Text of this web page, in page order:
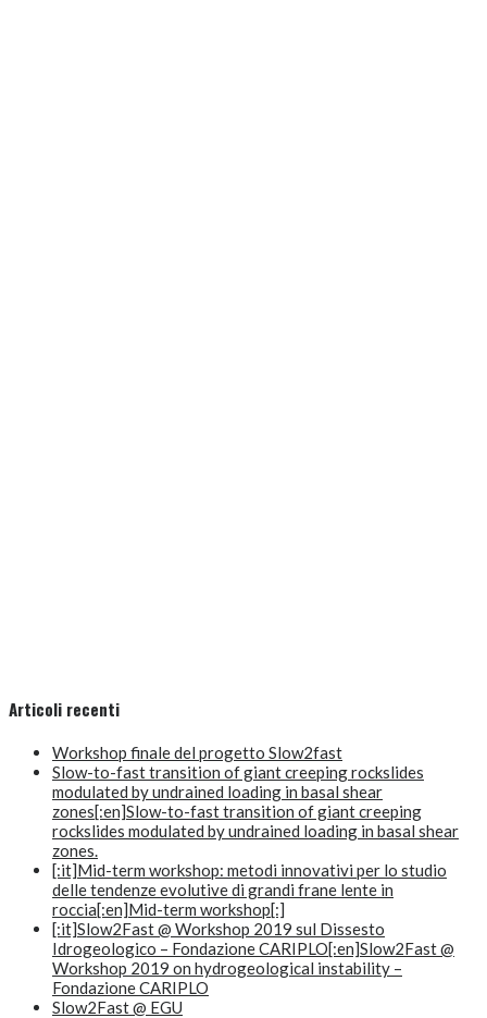
Articoli recenti
Workshop finale del progetto Slow2fast
Slow-to-fast transition of giant creeping rockslides
modulated by undrained loading in basal shear
zones[:en]Slow-to-fast transition of giant creeping
rockslides modulated by undrained loading in basal shear
zones.
[:it]Mid-term workshop: metodi innovativi per lo studio
delle tendenze evolutive di grandi frane lente in
roccia[:en]Mid-term workshop[:]
[:it]Slow2Fast @ Workshop 2019 sul Dissesto
Idrogeologico – Fondazione CARIPLO[:en]Slow2Fast @
Workshop 2019 on hydrogeological instability –
Fondazione CARIPLO
Slow2Fast @ EGU